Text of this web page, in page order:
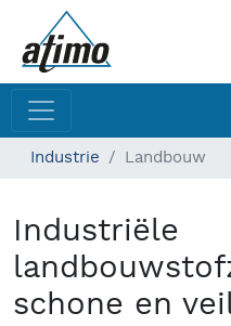
Industrie Landbouw
Industriële
schone en